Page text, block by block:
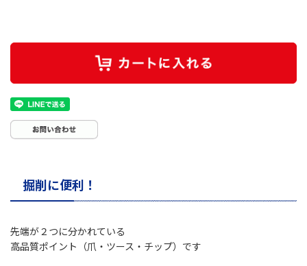
掘削に便利！
先端が２つに分かれている
高品質ポイント（爪・ツース・チップ）です